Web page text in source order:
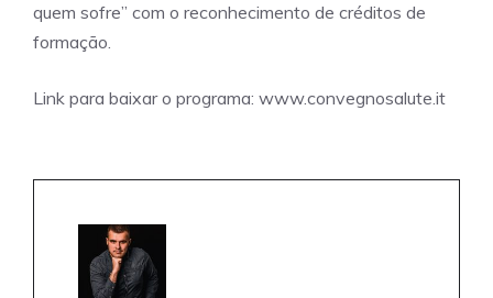
quem sofre” com o reconhecimento de créditos de
formação.
Link para baixar o programa: www.convegnosalute.it